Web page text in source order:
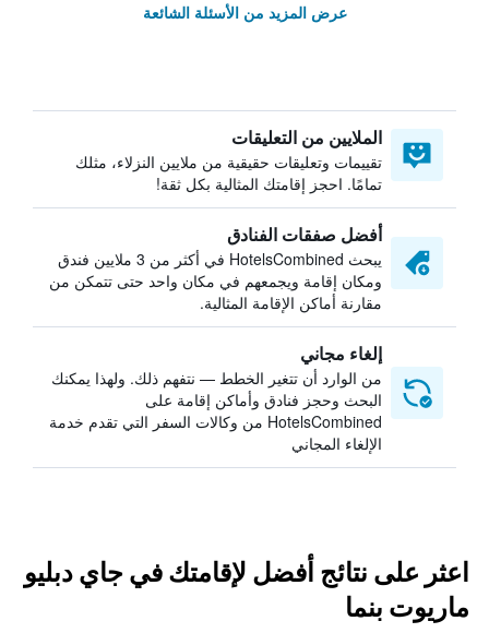
عرض المزيد من الأسئلة الشائعة
الملايين من التعليقات
تقييمات وتعليقات حقيقية من ملايين النزلاء، مثلك
تمامًا. احجز إقامتك المثالية بكل ثقة!
أفضل صفقات الفنادق
يبحث HotelsCombined في أكثر من 3 ملايين فندق
ومكان إقامة ويجمعهم في مكان واحد حتى تتمكن من
مقارنة أماكن الإقامة المثالية.
إلغاء مجاني
من الوارد أن تتغير الخطط — نتفهم ذلك. ولهذا يمكنك
البحث وحجز فنادق وأماكن إقامة على
HotelsCombined من وكالات السفر التي تقدم خدمة
الإلغاء المجاني
اعثر على نتائج أفضل لإقامتك في جاي دبليو
ماريوت بنما